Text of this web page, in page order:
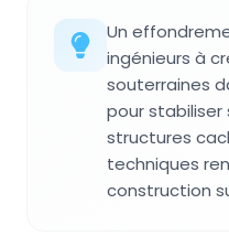
Un
ingénieurs à
souterraines
pour stabiliser
structures
techniques
construction